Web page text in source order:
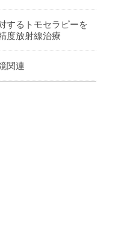
するトモセラピーを
度放射線治療
関連